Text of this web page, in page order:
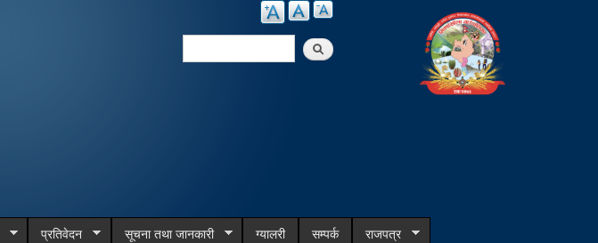
Search
प्रतिवेदन सूचना तथा जानकारी ग्यालरी सम्पर्क
राजपत्र